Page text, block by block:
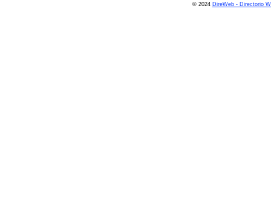
© 2024 DireWeb - Directorio